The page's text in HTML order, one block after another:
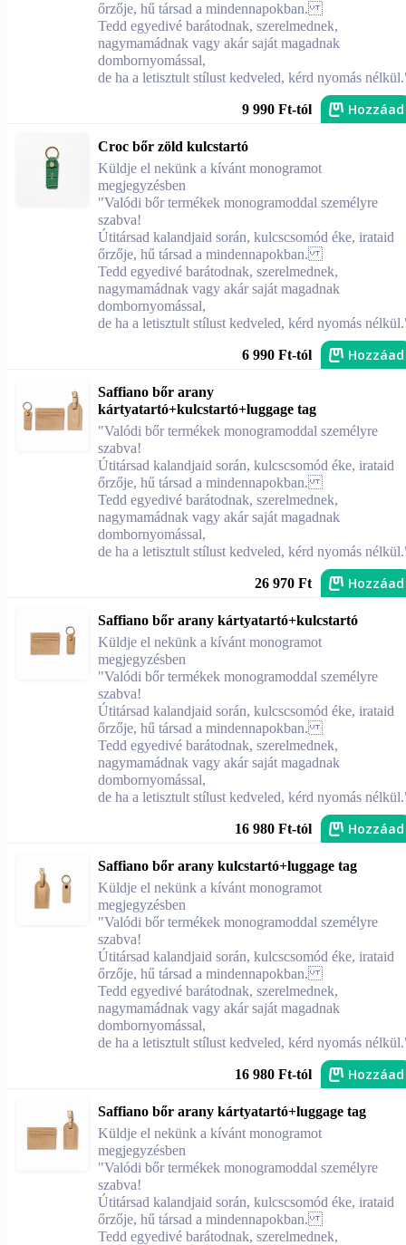
őrzője, hű társad a mindennapokban.
Tedd egyedivé barátodnak, szerelmednek,
nagymamádnak vagy akár saját magadnak
dombornyomással,
de ha a letisztult stílust kedveled, kérd nyomás
9 990 Ft-tól Hozzáad
Croc bőr zöld kulcstartó
Küldje el nekünk a kívánt monogramot
megjegyzésben
"Valódi bőr termékek monogramoddal személyre
szabva!
Útitársad kalandjaid során, kulcscsomód éke, irataid
őrzője, hű társad a mindennapokban.
Tedd egyedivé barátodnak, szerelmednek,
nagymamádnak vagy akár saját magadnak
dombornyomással,
de ha a letisztult stílust kedveled, kérd nyomás
6 990 Ft-tól Hozzáad
Saffiano bőr arany
kártyatartó+kulcstartó+luggage tag
"Valódi bőr termékek monogramoddal személyre
szabva!
Útitársad kalandjaid során, kulcscsomód éke, irataid
őrzője, hű társad a mindennapokban.
Tedd egyedivé barátodnak, szerelmednek,
nagymamádnak vagy akár saját magadnak
dombornyomással,
de ha a letisztult stílust kedveled, kérd nyomás
26 970 Ft Hozzáad
Saffiano bőr arany kártyatartó+kulcstartó
Küldje el nekünk a kívánt monogramot
megjegyzésben
"Valódi bőr termékek monogramoddal személyre
szabva!
Útitársad kalandjaid során, kulcscsomód éke, irataid
őrzője, hű társad a mindennapokban.
Tedd egyedivé barátodnak, szerelmednek,
nagymamádnak vagy akár saját magadnak
dombornyomással,
de ha a letisztult stílust kedveled, kérd nyomás
16 980 Ft-tól Hozzáad
Saffiano bőr arany kulcstartó+luggage tag
Küldje el nekünk a kívánt monogramot
megjegyzésben
"Valódi bőr termékek monogramoddal személyre
szabva!
Útitársad kalandjaid során, kulcscsomód éke, irataid
őrzője, hű társad a mindennapokban.
Tedd egyedivé barátodnak, szerelmednek,
nagymamádnak vagy akár saját magadnak
dombornyomással,
de ha a letisztult stílust kedveled, kérd nyomás
16 980 Ft-tól Hozzáad
Saffiano bőr arany kártyatartó+luggage tag
Küldje el nekünk a kívánt monogramot
megjegyzésben
"Valódi bőr termékek monogramoddal személyre
szabva!
Útitársad kalandjaid során, kulcscsomód éke, irataid
őrzője, hű társad a mindennapokban.
Tedd egyedivé barátodnak, szerelmednek,